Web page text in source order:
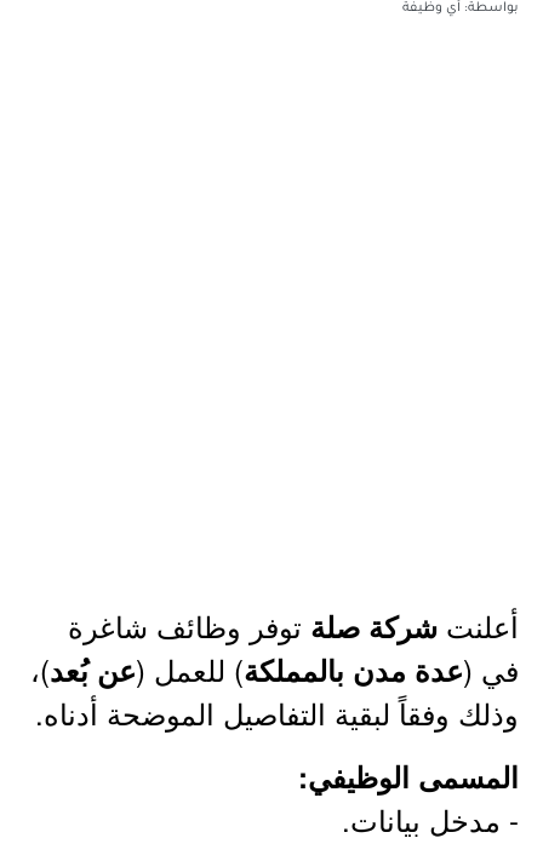
بواسطة: أي وظيفة
أعلنت شركة صلة توفر وظائف شاغرة
في (عدة مدن بالمملكة) للعمل (عن بُعد)،
وذلك وفقاً لبقية التفاصيل الموضحة أدناه.
المسمى الوظيفي:
- مدخل بيانات.